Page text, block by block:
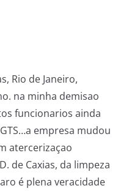
Rio de Janeiro,
na minha demisao
funcionarios ainda
empresa mudou
atercerizaçao
de Caxias, da limpeza
é plena veracidade